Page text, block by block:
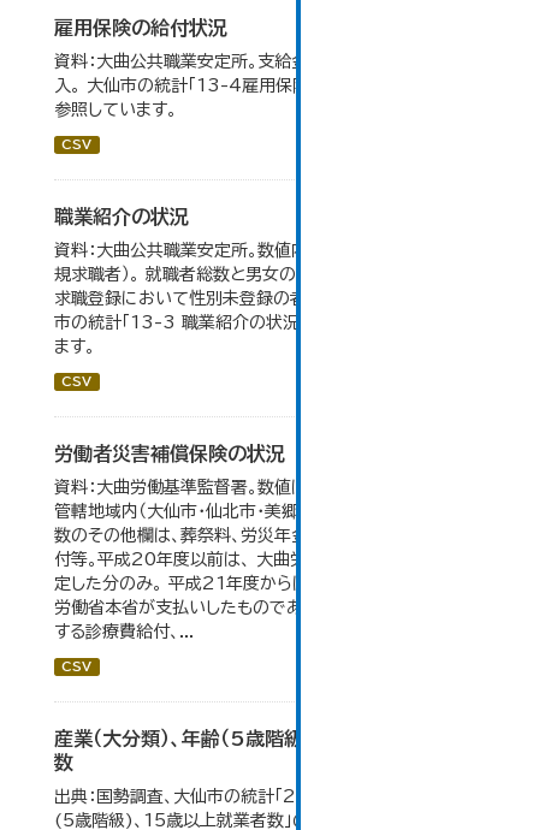
雇用保険の給付状況
資料：大曲公共職業安定所。支給金額の千円未満は四捨五
入。 大仙市の統計「13-4雇用保険の給付状況」のデータを
参照しています。
CSV
職業紹介の状況
資料：大曲公共職業安定所。数値内の就職率は（就職者/新
規求職者）。 就職者総数と男女の合計が一致しないのは、
求職登録において性別未登録の者も含まれるため。 大仙
市の統計「13-3 職業紹介の状況」のデータを参照してい
ます。
CSV
労働者災害補償保険の状況
資料：大曲労働基準監督署。数値は大曲労働基準監督署の
管轄地域内（大仙市・仙北市・美郷町）の合計。 保険給付件
数のその他欄は、葬祭料、労災年金受給者への介護補償給
付等。平成20年度以前は、 大曲労働基準監督署が支給決
定した分のみ。 平成21年度からは、業務集中化により厚生
労働省本省が支払いしたものであり、指定医療機関等に対
する診療費給付、...
CSV
産業（大分類）、年齢（5歳階級）、15歳以上就業者
数
出典：国勢調査、大仙市の統計「2-7 産業(大分類)、年齢
(5歳階級)、15歳以上就業者数」のデータを参照していま